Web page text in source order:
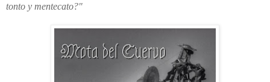
tonto y mentecato?"